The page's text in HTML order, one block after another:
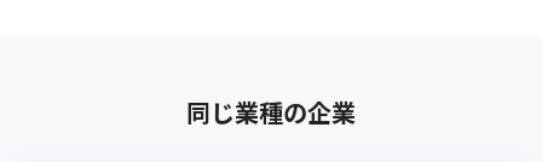
同じ業種の企業